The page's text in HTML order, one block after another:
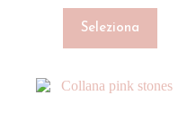
Seleziona